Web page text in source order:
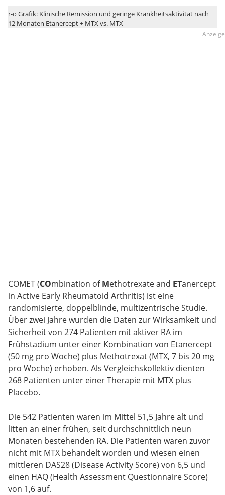
r-o Grafik: Klinische Remission und geringe Krankheitsaktivität nach
12 Monaten Etanercept + MTX vs. MTX
COMET (COmbination ofMethotrexate and ETanercept
in Active Early Rheumatoid Arthritis) ist eine
randomisierte, doppelblinde, multizentrische Studie.
Über zwei Jahre wurden die Daten zur Wirksamkeit und
Sicherheit von 274 Patienten mit aktiver RA im
Frühstadium unter einer Kombination von Etanercept
(50 mg pro Woche) plus Methotrexat (MTX, 7 bis 20 mg
pro Woche) erhoben. Als Vergleichskollektiv dienten
268 Patienten unter einer Therapie mit MTX plus
Placebo.
Die 542 Patienten waren im Mittel 51,5 Jahre alt und
litten an einer frühen, seit durchschnittlich neun
Monaten bestehenden RA. Die Patienten waren zuvor
nicht mit MTX behandelt worden und wiesen einen
mittleren DAS28 (Disease Activity Score) von 6,5 und
einen HAQ (Health Assessment Questionnaire Score)
von 1,6 auf.